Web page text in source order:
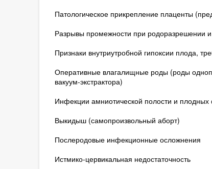
Патологическое прикрепление плаценты
Разрывы промежности при родоразрешении
Признаки внутриутробной гипоксии плода,
Оперативные влагалищные роды (роды
вакуум-экстрактора)
Инфекции амниотической полости и плодных
Выкидыш (самопроизвольный аборт)
Послеродовые инфекционные осложнения
Истмико-цервикальная недостаточность